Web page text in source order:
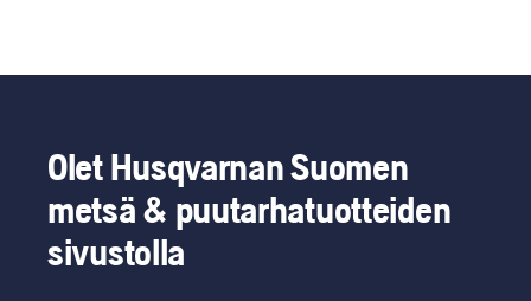
Olet Husqvarnan Suomen
metsä & puutarhatuotteiden
sivustolla